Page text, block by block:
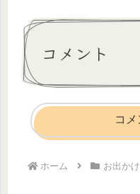
コメント
コ
ホーム お出かけ